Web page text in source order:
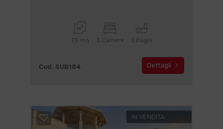
73 mq 3 Camere 2 Bagni
Cod. SUB184 Dettagli
IN VENDITA